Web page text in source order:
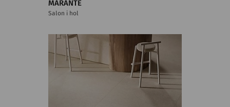
MARANTE
Salon i hol